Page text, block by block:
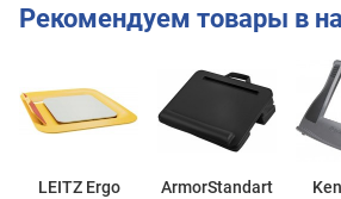
Рекомендуем товары в
LEITZ Ergo
ArmorStandart